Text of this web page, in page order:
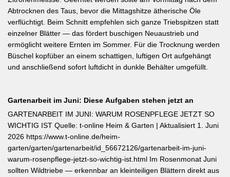
Abtrocknen des Taus, bevor die Mittagshitze ätherische Öle
verflüchtigt. Beim Schnitt empfehlen sich ganze Triebspitzen statt
einzelner Blätter — das fördert buschigen Neuaustrieb und
ermöglicht weitere Ernten im Sommer. Für die Trocknung werden
Büschel kopfüber an einem schattigen, luftigen Ort aufgehängt
und anschließend sofort luftdicht in dunkle Behälter umgefüllt.
Gartenarbeit im Juni: Diese Aufgaben stehen jetzt an
GARTENARBEIT IM JUNI: WARUM ROSENPFLEGE JETZT SO
WICHTIG IST Quelle: t-online Heim & Garten | Aktualisiert 1. Juni
2026 https://www.t-online.de/heim-
garten/garten/gartenarbeit/id_56672126/gartenarbeit-im-juni-
warum-rosenpflege-jetzt-so-wichtig-ist.html Im Rosenmonat Juni
sollten Wildtriebe — erkennbar an kleinteiligen Blättern direkt aus